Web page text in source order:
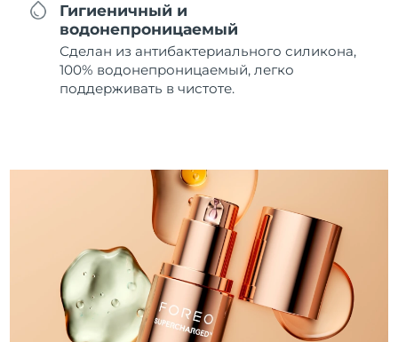
Гигиеничный и
водонепроницаемый
Сделан из антибактериального силикона,
100% водонепроницаемый, легко
поддерживать в чистоте.